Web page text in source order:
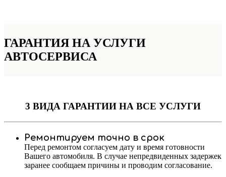
ГАРАНТИЯ НА УСЛУГИ
АВТОСЕРВИСА
3 ВИДА ГАРАНТИИ НА ВСЕ УСЛУГИ
Ремонтируем точно в срок
Перед ремонтом согласуем дату и время готовности
Вашего автомобиля. В случае непредвиденных задержек
заранее сообщаем причины и проводим согласование.